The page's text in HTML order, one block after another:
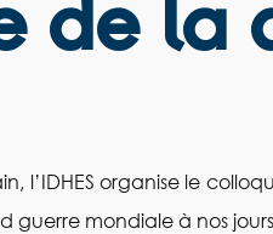
de
l’IDHES organise le
guerre mondiale à nos